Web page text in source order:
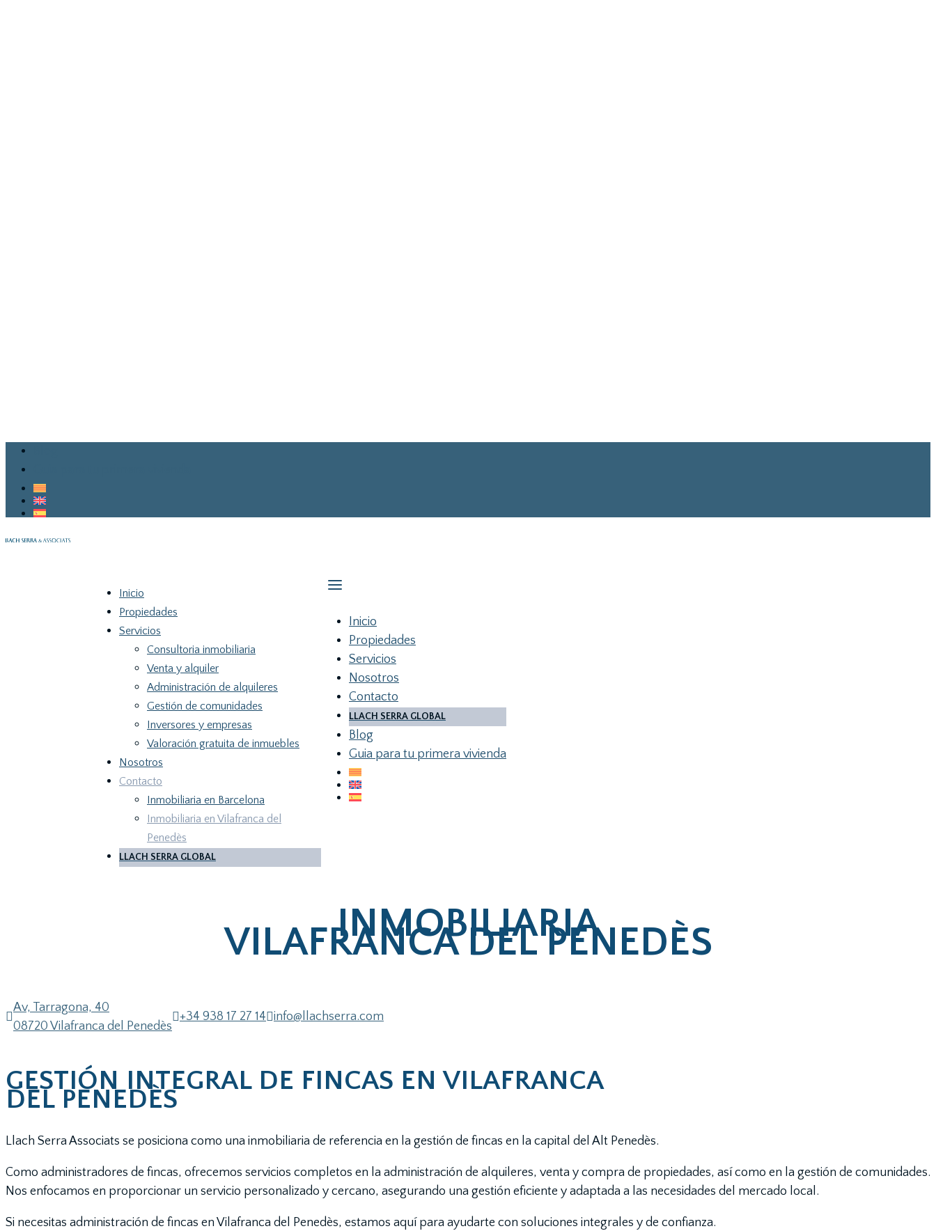
Inicio
Propiedades
Servicios
Consultoria inmobiliaria
Venta y alquiler
Administración de alquileres
Gestión de comunidades
Inversores y empresas
Valoración gratuita de inmuebles
Nosotros
Contacto
Inmobiliaria en Barcelona
Inmobiliaria en Vilafranca del
Penedès
LLACH SERRA GLOBAL
Inicio
Propiedades
Servicios
Nosotros
Contacto
LLACH SERRA GLOBAL
Blog
Guia para tu primera vivienda
INMOBILIARIA
VILAFRANCA DEL PENEDÈS

Av, Tarragona, 40
08720 Vilafranca del Penedès
+34 938 17 27 14info@llachserra.com
GESTIÓN INTEGRAL DE FINCAS EN VILAFRANCA
DEL PENEDÈS
Llach Serra Associats se posiciona como una inmobiliaria de referencia en la gestión de fincas en la capital del Alt Penedès.
Como administradores de fincas, ofrecemos servicios completos en la administración de alquileres, venta y compra de propiedades, así como en la gestión de comunidades.
Nos enfocamos en proporcionar un servicio personalizado y cercano, asegurando una gestión eficiente y adaptada a las necesidades del mercado local.
Si necesitas administración de fincas en Vilafranca del Penedès, estamos aquí para ayudarte con soluciones integrales y de confianza.